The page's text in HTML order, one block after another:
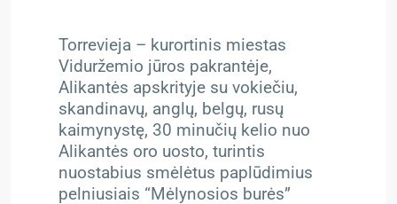
Torrevieja – kurortinis miestas
Viduržemio jūros pakrantėje,
Alikantės apskrityje su vokiečiu,
skandinavų, anglų, belgų, rusų
kaimynystę, 30 minučių kelio nuo
Alikantės oro uosto, turintis
nuostabius smėlėtus paplūdimius
pelniusiais “Mėlynosios burės”